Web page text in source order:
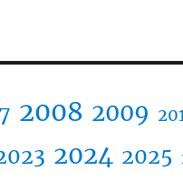
2008 2009
2024 2025